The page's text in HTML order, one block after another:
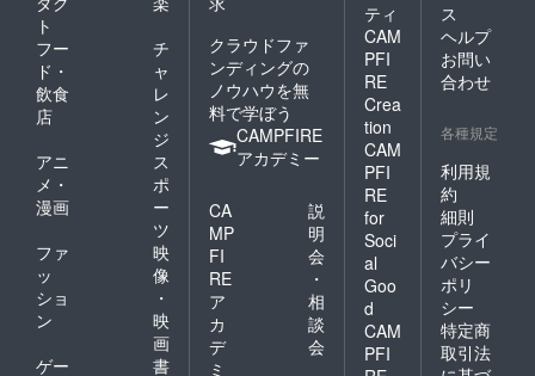
ト
フー
ド・
飲食
店
チ
ャ
レ
ン
ジ
アニ
メ・
漫画
ス
ポ
ー
ツ
ファ
ッ
ショ
ン
映
像
・
映
画
ゲー
書
クラウドファ
ンディングの
ノウハウを無
料で学ぼう
CAMPFIRE
アカデミー
CA
MP
FI
RE
ア
カ
デ
ミ
説
明
会
・
相
談
会
ティ
CAM
PFI
RE
Crea
tion
CAM
PFI
RE
for
Soci
al
Goo
d
CAM
PFI
ス
ヘルプ
お問い
合わせ
各種規定
利用規
約
細則
プライ
バシー
ポリ
シー
特定商
取引法